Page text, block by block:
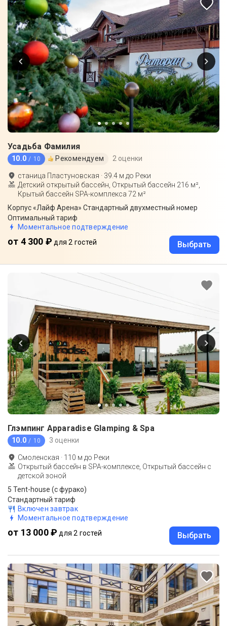
Усадьба Фамилия
10.0 / 10 Рекомендуем 2 оценки
станица Пластуновская · 39.4 м до Реки
Детский открытый бассейн, Открытый бассейн 216 м²,
Крытый бассейн SPA-комплекса 72 м²
Корпус «Лайф Арена» Стандартный двухместный номер
Оптимальный тариф
Моментальное подтверждение
от 4 300 ₽ для 2 гостей Выбрать
Глэмпинг Apparadise Glamping & Spa
10.0 / 10 3 оценки
Смоленская · 110 м до Реки
Открытый бассейн в SPA-комплексе, Открытый бассейн с
детской зоной
5 Tent-house (с фурако)
Стандартный тариф
Включен завтрак
Моментальное подтверждение
от 13 000 ₽ для 2 гостей Выбрать